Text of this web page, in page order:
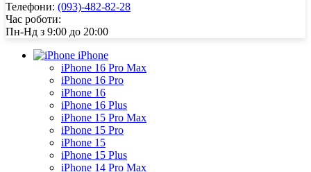
Телефони: (093)-482-82-28
Час роботи:
Пн-Нд з 9:00 до 20:00
iPhone
iPhone 16 Pro Max
iPhone 16 Pro
iPhone 16
iPhone 16 Plus
iPhone 15 Pro Max
iPhone 15 Pro
iPhone 15
iPhone 15 Plus
iPhone 14 Pro Max